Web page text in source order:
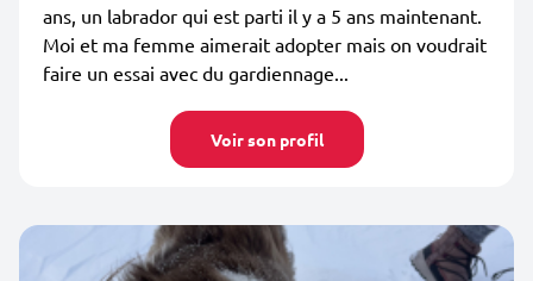
ans, un labrador qui est parti il y a 5 ans maintenant.
Moi et ma femme aimerait adopter mais on voudrait
faire un essai avec du gardiennage...
Voir son profil